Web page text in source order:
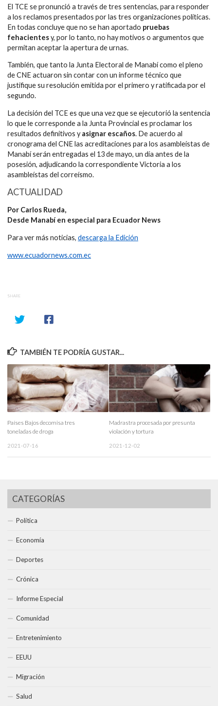
El TCE se pronunció a través de tres sentencias, para responder
a los reclamos presentados por las tres organizaciones políticas.
En todas concluye que no se han aportado pruebas
fehacientesy, por lo tanto, no hay motivos o argumentos que
permitan aceptar la apertura de urnas.
También, que tanto la Junta Electoral de Manabí como el pleno
de CNE actuaron sin contar con un informe técnico que
justifique su resolución emitida por el primero y ratificada por el
segundo.
La decisión del TCE es que una vez que se ejecutorió la sentencia
lo que le corresponde a la Junta Provincial es proclamar los
resultados definitivos yasignar escaños. De acuerdo al
cronograma del CNE las acreditaciones para los asambleístas de
Manabí serán entregadas el 13 de mayo, un día antes de la
posesión, adjudicando la correspondiente Victoria a los
asambleístas del correísmo.
ACTUALIDAD
Por Carlos Rueda,
Desde Manabí en especial para Ecuador News
Para ver más noticias, descarga la Edición
www.ecuadornews.com.ec
SHARE
TAMBIÉN TE PODRÍA GUSTAR...
Países Bajos decomisa tres
toneladas de droga
2021-07-16
Madrastra procesada por presunta
violación y tortura
2021-12-02
CATEGORÍAS
Política
Economía
Deportes
Crónica
Informe Especial
Comunidad
Entretenimiento
EEUU
Migración
Salud